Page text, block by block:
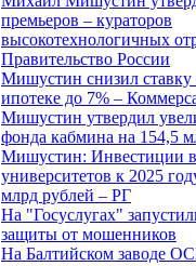
премьеров – кураторов
высокотехнологичных
Правительство России
Мишустин снизил ставку
ипотеке до 7% –
Мишустин утвердил
фонда кабмина на 154,5
Мишустин: Инвестиции в
университетов к 2025
млрд рублей – РГ
На "Госуслугах"
защиты от мошенников
На Балтийском заводе